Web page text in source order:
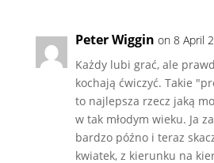
Peter Wiggin on 8 April
Każdy lubi grać, ale
kochają ćwiczyć. Takie
to najlepsza rzecz jaką
w tak młodym wieku. Ja
bardzo późno i teraz
kwiatek, z kierunku na